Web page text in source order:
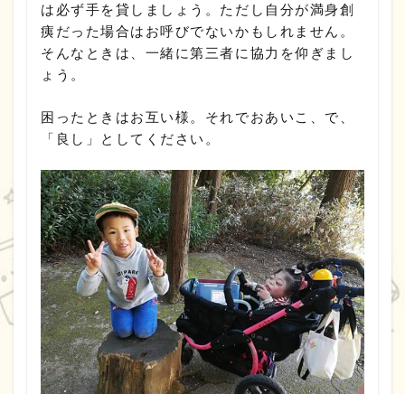
は必ず手を貸しましょう。ただし自分が満身創
痍だった場合はお呼びでないかもしれません。
そんなときは、一緒に第三者に協力を仰ぎまし
ょう。
困ったときはお互い様。それでおあいこ、で、
「良し」としてください。